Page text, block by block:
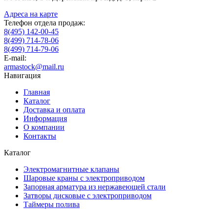
Адреса на карте
Телефон отдела продаж:
8(495) 142-00-45
8(499) 714-78-06
8(499) 714-79-06
E-mail:
armastock@mail.ru
Навигация
Главная
Каталог
Доставка и оплата
Информация
О компании
Контакты
Каталог
Электромагнитные клапаны
Шаровые краны с электроприводом
Запорная арматура из нержавеющей стали
Затворы дисковые с электроприводом
Таймеры полива